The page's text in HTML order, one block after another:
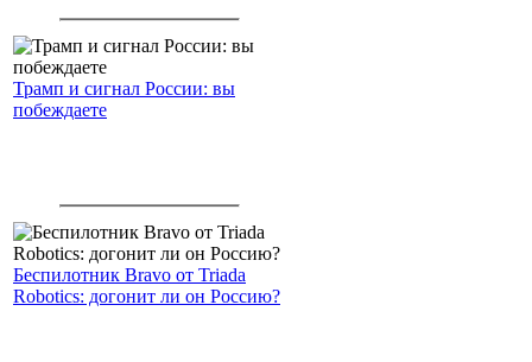
Трамп и сигнал России: вы
побеждаете
Беспилотник Bravo от Triada
Robotics: догонит ли он Россию?